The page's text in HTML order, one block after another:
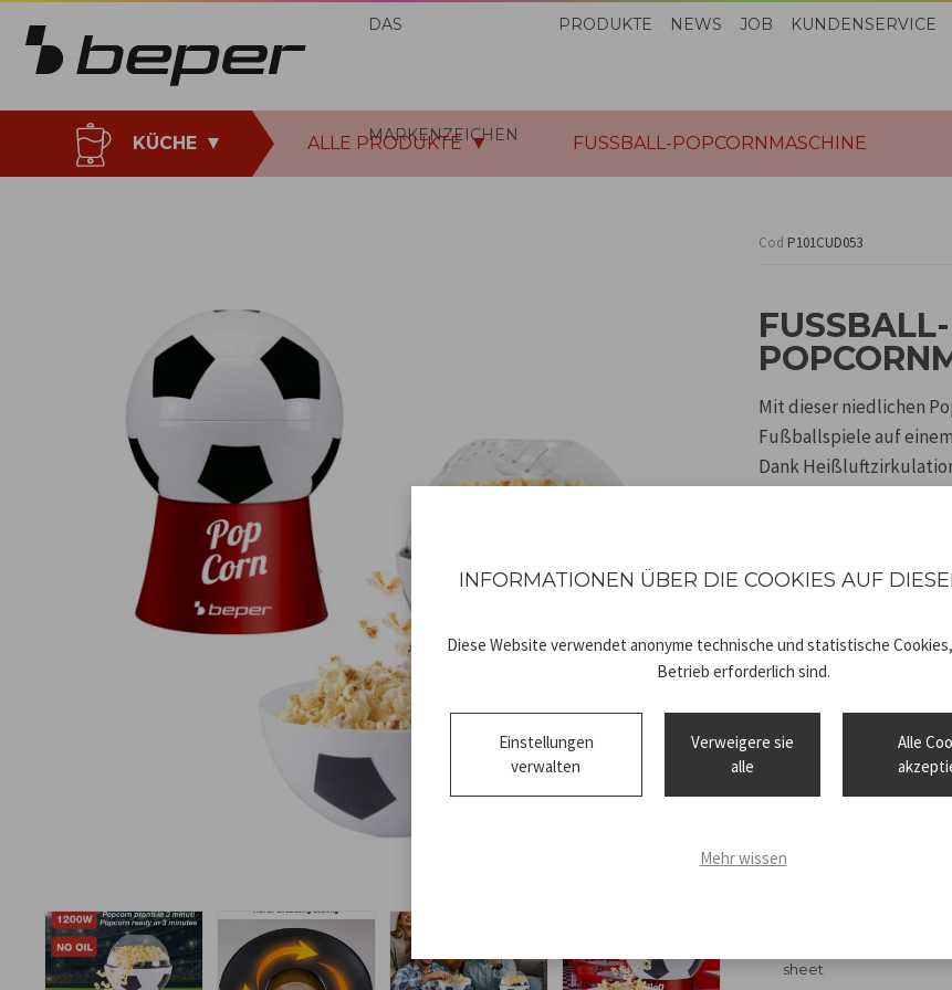
DAS
MARKENZEICHEN
PRODUKTE NEWS JOB KUNDENSERVICE
KÜCHE ALLE PRODUKTE FUSSBALL-POPCORNMASCHINE
Cod P101CUD053
FUSSBALL-P
Mit dieser niedlichen
Fußballspiele auf
Dank
Heißluftgaren: Ganz
Schnell und effizient:
2-in-1-Design: Der
Popcorn.
Maximale Stabilität:
Eine perfekte
sheet
INFORMATIONEN ÜBER DIE COOKIES AUF
Diese Website verwendet anonyme technische und statistische
Betrieb erforderlich sind.
Einstellungen
verwalten
Verweigere sie
alle
Alle
Mehr wissen